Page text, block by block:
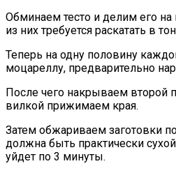
Обминаем тесто и делим его
из них требуется раскатать в
Теперь на одну половину
моцареллу, предварительно
После чего накрываем второй
вилкой прижимаем края.
Затем обжариваем заготовки
должна быть практически
уйдет по 3 минуты.